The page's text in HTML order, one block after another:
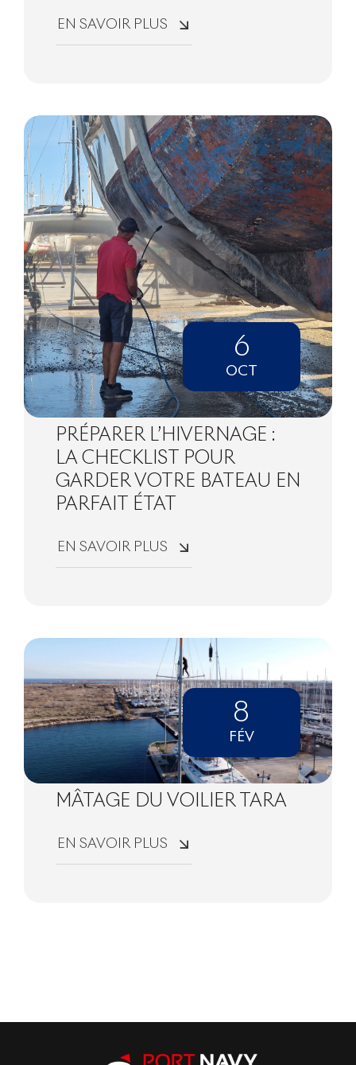
EN SAVOIR PLUS
6
OCT
PRÉPARER L’HIVERNAGE :
LA CHECKLIST POUR
GARDER VOTRE BATEAU EN
PARFAIT ÉTAT
EN SAVOIR PLUS
8
FÉV
MÂTAGE DU VOILIER TARA
EN SAVOIR PLUS